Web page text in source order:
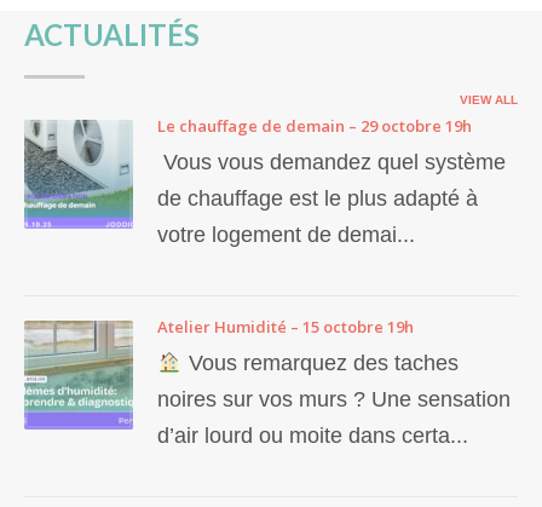
ACTUALITÉS
VIEW ALL
Le chauffage de demain – 29 octobre 19h
Vous vous demandez quel système
de chauffage est le plus adapté à
votre logement de demai...
Atelier Humidité – 15 octobre 19h
Vous remarquez des taches
noires sur vos murs ? Une sensation
d’air lourd ou moite dans certa...